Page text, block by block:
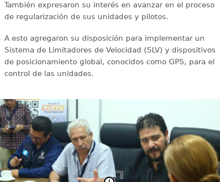
También expresaron su interés en avanzar en el proceso
de regularización de sus unidades y pilotos.
A esto agregaron su disposición para implementar un
Sistema de Limitadores de Velocidad (SLV) y dispositivos
de posicionamiento global, conocidos como GPS, para el
control de las unidades.